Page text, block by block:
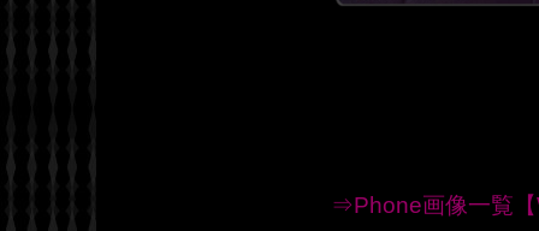
⇒Phone画像一覧